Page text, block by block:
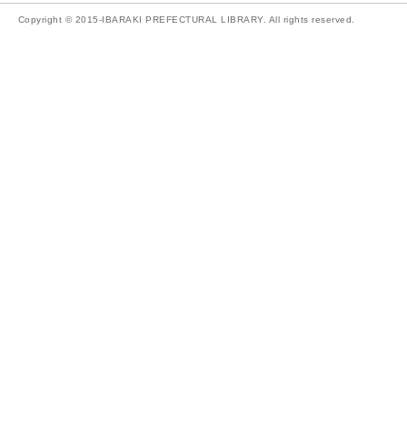
Copyright © 2015-IBARAKI PREFECTURAL LIBRARY. All rights reserved.